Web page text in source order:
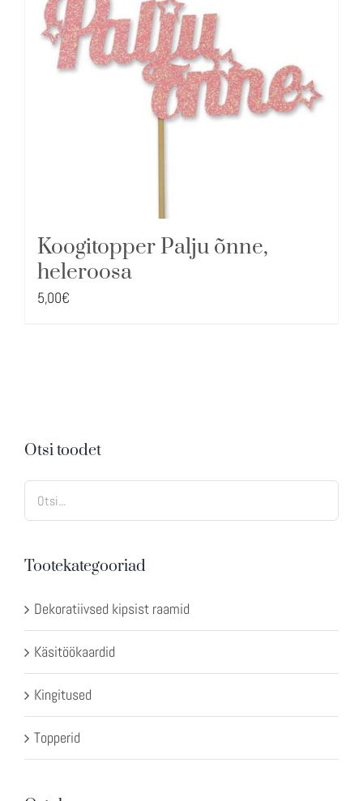
Koogitopper Palju õnne,
heleroosa
5,00€
Otsi toodet
Tootekategooriad
Dekoratiivsed kipsist raamid
Käsitöökaardid
Kingitused
Topperid